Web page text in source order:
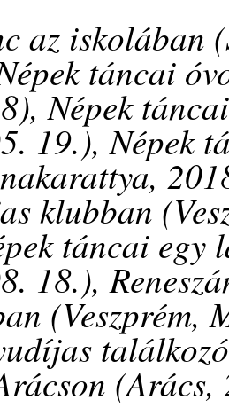
az iskolában
táncai
Népek
19.), Népek
klubban
táncai egy
18.),
(Veszprém,